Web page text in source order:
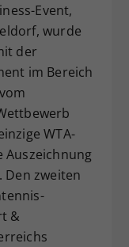
Event,
wurde
der
im Bereich
WTA-
Auszeichnung
zweiten
&